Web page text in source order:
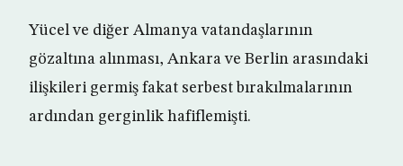
Yücel ve diğer Almanya vatandaşlarının
gözaltına alınması, Ankara ve Berlin arasındaki
ilişkileri germiş fakat serbest bırakılmalarının
ardından gerginlik hafiflemişti.